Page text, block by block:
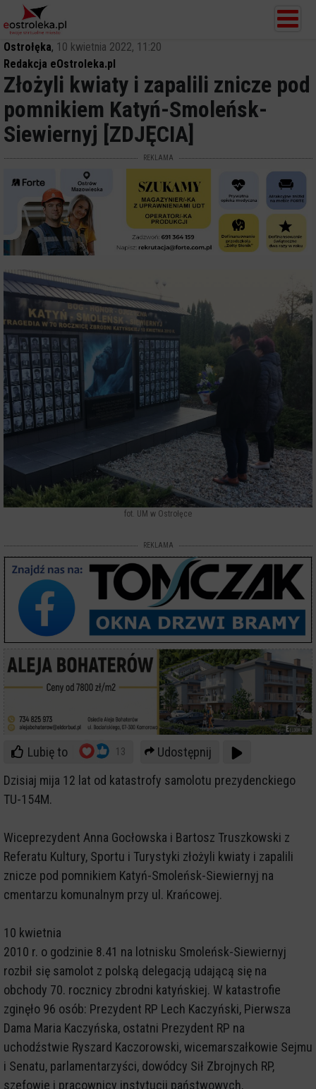
Ostrołęka, 10 kwietnia 2022, 11:20
Redakcja eOstroleka.pl
Złożyli kwiaty i zapalili znicze pod
pomnikiem Katyń-Smoleńsk-
Siewiernyj [ZDJĘCIA]
REKLAMA
fot. UM w Ostrołęce
REKLAMA
Lubię to 13
Udostępnij
Dzisiaj mija 12 lat od katastrofy samolotu prezydenckiego
TU-154M.
Wiceprezydent Anna Gocłowska i Bartosz Truszkowski z
Referatu Kultury, Sportu i Turystyki złożyli kwiaty i zapalili
znicze pod pomnikiem Katyń-Smoleńsk-Siewiernyj na
cmentarzu komunalnym przy ul. Krańcowej.
10 kwietnia
2010 r. o godzinie 8.41 na lotnisku Smoleńsk-Siewiernyj
rozbił się samolot z polską delegacją udającą się na
obchody 70. rocznicy zbrodni katyńskiej. W katastrofie
zginęło 96 osób: Prezydent RP Lech Kaczyński, Pierwsza
Dama Maria Kaczyńska, ostatni Prezydent RP na
uchodźstwie Ryszard Kaczorowski, wicemarszałkowie Sejmu
i Senatu, parlamentarzyści, dowódcy Sił Zbrojnych RP,
szefowie i pracownicy instytucji państwowych,